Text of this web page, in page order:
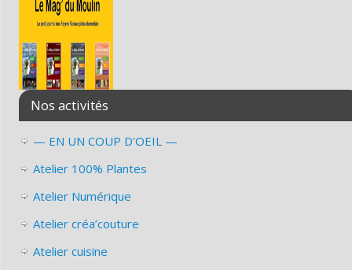
Nos activités
— EN UN COUP D’OEIL —
Atelier 100% Plantes
Atelier Numérique
Atelier créa’couture
Atelier cuisine